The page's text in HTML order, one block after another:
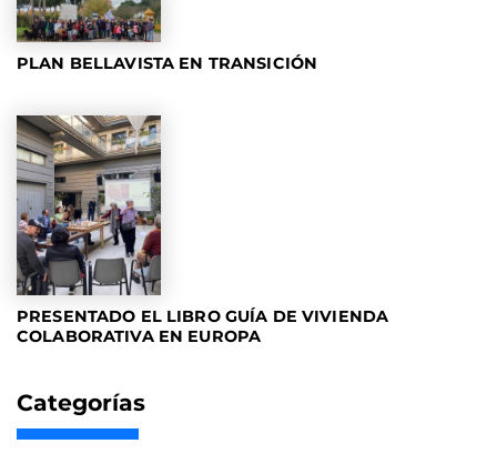
PLAN BELLAVISTA EN TRANSICIÓN
PRESENTADO EL LIBRO GUÍA DE VIVIENDA
COLABORATIVA EN EUROPA
Categorías